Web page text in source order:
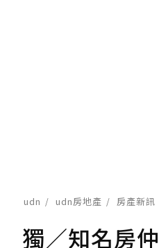
udn udn房地產 房產新訊
獨／知名房